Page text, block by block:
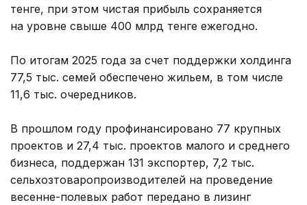
тенге, при этом чистая прибыль сохраняется
на уровне свыше 400 млрд тенге ежегодно.
По итогам 2025 года за счет поддержки холдинга
77,5 тыс. семей обеспечено жильем, в том числе
11,6 тыс. очередников.
В прошлом году профинансировано 77 крупных
проектов и 27,4 тыс. проектов малого и среднего
бизнеса, поддержан 131 экспортер, 7,2 тыс.
сельхозтоваропроизводителей на проведение
весенне-полевых работ передано в лизинг